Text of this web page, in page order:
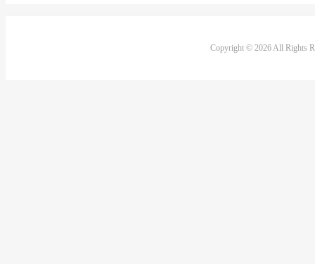
Copyright © 2026 All Rights